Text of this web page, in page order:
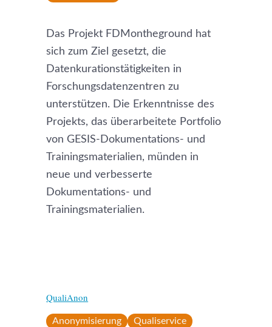
Das Projekt FDMontheground hat
sich zum Ziel gesetzt, die
Datenkurationstätigkeiten in
Forschungsdatenzentren zu
unterstützen. Die Erkenntnisse des
Projekts, das überarbeitete Portfolio
von GESIS-Dokumentations- und
Trainingsmaterialien, münden in
neue und verbesserte
Dokumentations- und
Trainingsmaterialien.
QualiAnon
Anonymisierung Qualiservice